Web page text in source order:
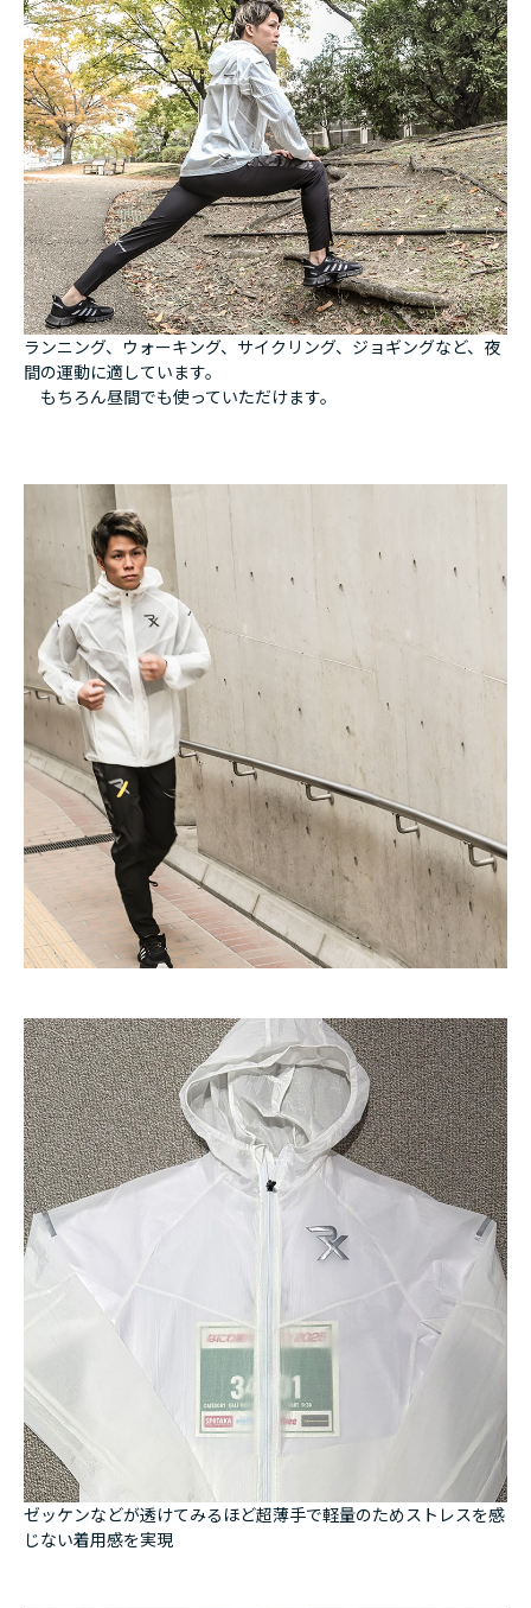
ランニング、ウォーキング、サイクリング、ジョギングなど、夜
間の運動に適しています。
もちろん昼間でも使っていただけます。
ゼッケンなどが透けてみるほど超薄手で軽量のためストレスを感
じない着用感を実現